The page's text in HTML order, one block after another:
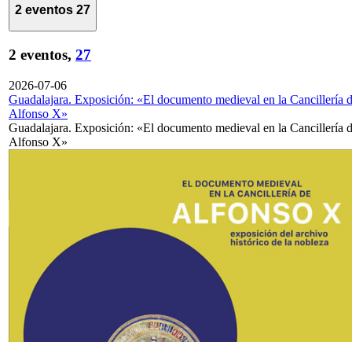
2 eventos 27
2 eventos, 27
2026-07-06
Guadalajara. Exposición: «El documento medieval en la Cancillería
Alfonso X»
Guadalajara. Exposición: «El documento medieval en la Cancillería
Alfonso X»